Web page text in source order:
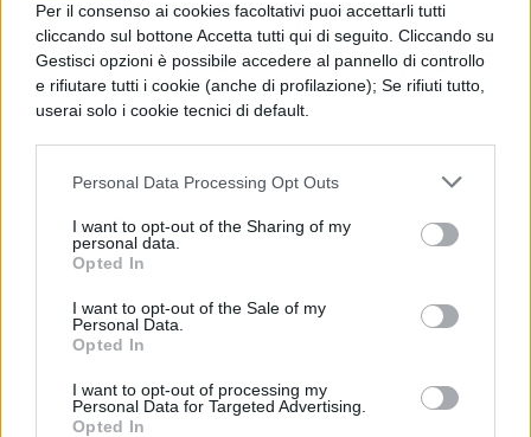
Per il consenso ai cookies facoltativi puoi accettarli tutti
cliccando sul bottone Accetta tutti qui di seguito. Cliccando su
Gestisci opzioni è possibile accedere al pannello di controllo
e rifiutare tutti i cookie (anche di profilazione); Se rifiuti tutto,
userai solo i cookie tecnici di default.
Personal Data Processing Opt Outs
I want to opt-out of the Sharing of my
personal data.
Opted In
I want to opt-out of the Sale of my
Personal Data.
Opted In
I want to opt-out of processing my
Personal Data for Targeted Advertising.
Opted In
Prendete carta e penna, ascoltate e
memorizzate i nostri consigli. Nella ricerca
del lavoro è fondamentale seguire questi
passaggi: iscrivetevi presso uno deicentri
per l’impiego,collegatevi suLinkedIn
, una
piattaforma tramite la quale potrete entrare
in contatto con aziende e datori di lavoro
alla ricerca di personale; scrivete il
vostrocurriculum vitae
in modo chiaro e, se
presentazionescritta in modo tale da